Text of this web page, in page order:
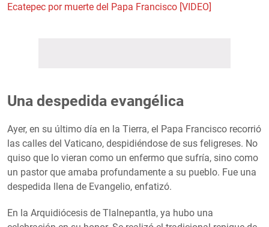
Ecatepec por muerte del Papa Francisco [VIDEO]
Una despedida evangélica
Ayer, en su último día en la Tierra, el Papa Francisco recorrió
las calles del Vaticano, despidiéndose de sus feligreses. No
quiso que lo vieran como un enfermo que sufría, sino como
un pastor que amaba profundamente a su pueblo. Fue una
despedida llena de Evangelio, enfatizó.
En la Arquidiócesis de Tlalnepantla, ya hubo una